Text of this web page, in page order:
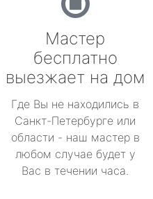
Мастер
бесплатно
выезжает на дом
Где Вы не находились в
Санкт-Петербурге или
области - наш мастер в
любом случае будет у
Вас в течении часа.